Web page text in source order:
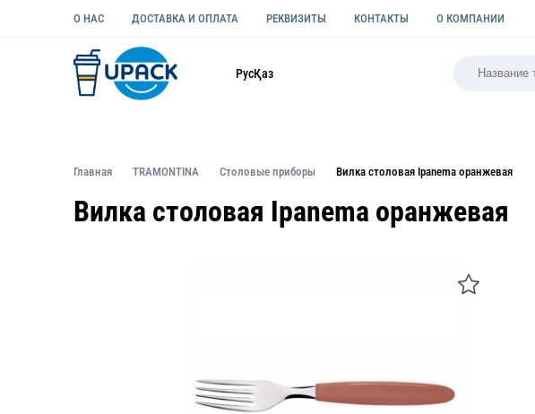
О НАС ДОСТАВКА И ОПЛАТА РЕКВИЗИТЫ КОНТАКТЫ О КОМПАНИИ
РусҚаз
Главная TRAMONTINA Столовые приборы Вилка столовая Ipanema оранжевая
Вилка столовая Ipanema оранжевая